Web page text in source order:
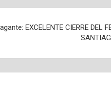
EXCELENTE CIERRE DEL